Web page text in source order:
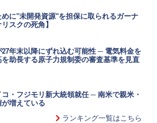
に"未開発資源"を担保に取られるガーナ
スクの死角】
年末以降にずれ込む可能性 ─ 電気料金を
助長する原子力規制委の審査基準を見直
・フジモリ新大統領就任 ─ 南米で親米・
増えている
ランキング一覧はこちら